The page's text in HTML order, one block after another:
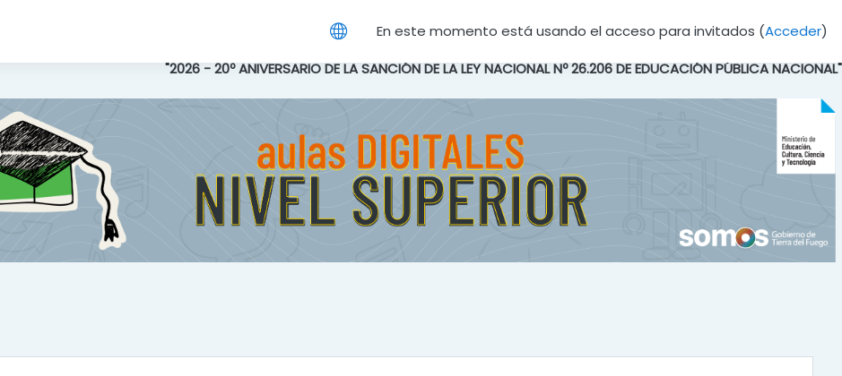
En este momento está usando el acceso para invitados (Acceder)
"2026 - 20º ANIVERSARIO DE LA SANCIÓN DE LA LEY NACIONAL Nº 26.206 DE EDUCACIÓN PÚBLICA NACIONAL"